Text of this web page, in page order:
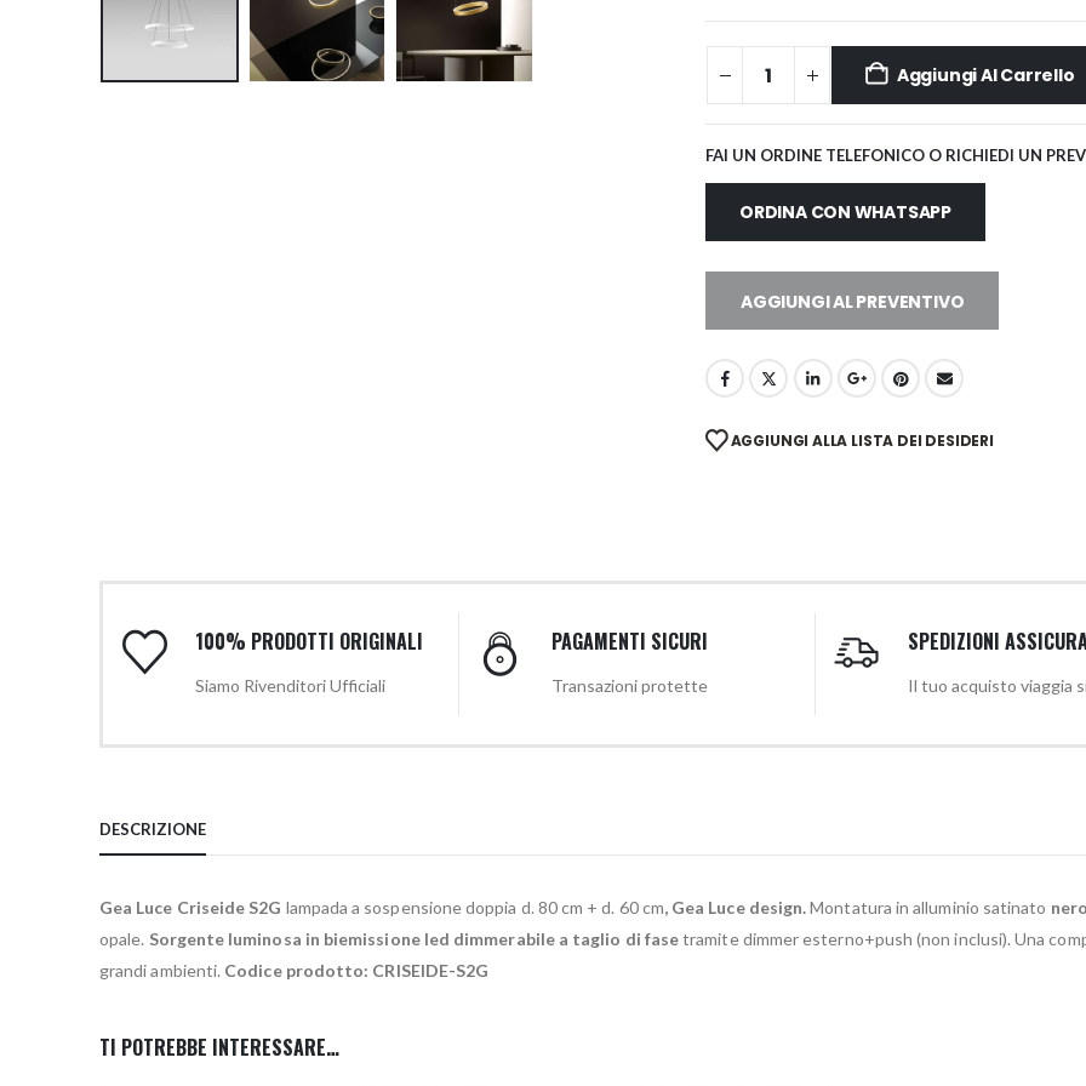
Aggiungi Al Carrello
FAI UN ORDINE TELEFONICO O RICHIEDI UN
ORDINA CON WHATSAPP
AGGIUNGI AL PREVENTIVO
AGGIUNGI ALLA LISTA DEI DESIDERI
100% PRODOTTI ORIGINALI
Siamo Rivenditori Ufficiali
PAGAMENTI SICURI
Transazioni protette
SPEDIZIONI
Il tuo acquisto viaggia
DESCRIZIONE
Gea Luce Criseide S2G lampada a sospensione doppia d. 80 cm + d. 60 cm, Gea Luce design.Montatura in alluminio satinato
opale. Sorgente luminosa in biemissione led dimmerabile a taglio di fasetramite dimmer esterno+push (non inclusi). Una
grandi ambienti. Codice prodotto: CRISEIDE-S2G
TI POTREBBE INTERESSARE…